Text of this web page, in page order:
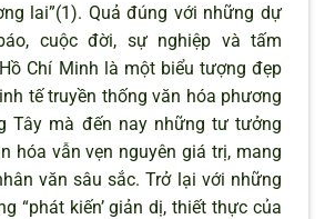
lai”(1). Quả đúng với những dự
cuộc đời, sự nghiệp và tấm
Chí Minh là một biểu tượng đẹp
tế truyền thống văn hóa phương
Tây mà đến nay những tư tưởng
hóa vẫn vẹn nguyên giá trị, mang
văn sâu sắc. Trở lại với những
“phát kiến’ giản dị, thiết thực của